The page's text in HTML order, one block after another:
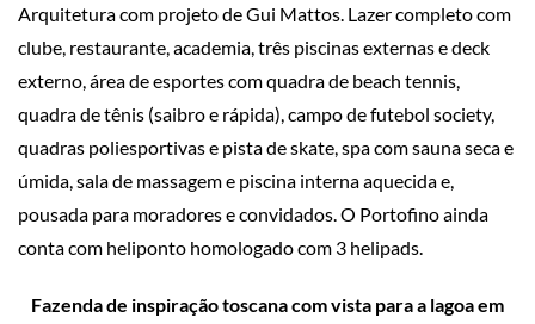
Arquitetura com projeto de Gui Mattos. Lazer completo com
clube, restaurante, academia, três piscinas externas e deck
externo, área de esportes com quadra de beach tennis,
quadra de tênis (saibro e rápida), campo de futebol society,
quadras poliesportivas e pista de skate, spa com sauna seca e
úmida, sala de massagem e piscina interna aquecida e,
pousada para moradores e convidados. O Portofino ainda
conta com heliponto homologado com 3 helipads.
Fazenda de inspiração toscana com vista para a lagoa em